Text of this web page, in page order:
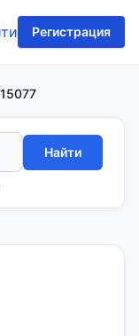
Регистрация
Найти